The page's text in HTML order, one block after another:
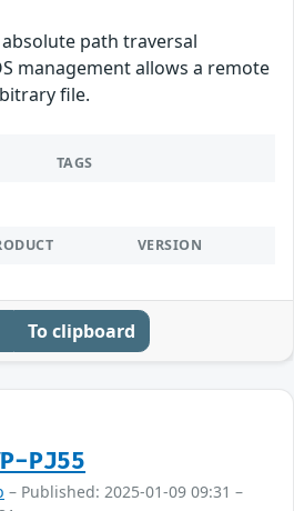
path traversal
management allows a remote
file.
TAGS
VERSION
To clipboard
PJ55
– Published: 2025-01-09 09:31 –